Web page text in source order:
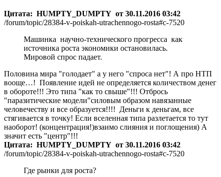
Цитата: HUMPTY_DUMPTY от 30.11.2016 03:42
/forum/topic/28384-v-poiskah-utrachennogo-rosta#c-7520
Машинка научно-технического прогресса как
источника роста экономики остановилась.
Мировой спрос падает.
Половина мира "голодает" а у него "спроса нет"! А про НТП
вооще…! Появление идей не определяется количеством денег
в обороте!!! Это типа "как то свыше"!!! Отбрось
"паразитические модели"силовым образом навязанные
человечеству и все образуется!!!! Деньги к деньгам, все
стягивается в точку! Если вселенная типа разлетается то тут
наоборот! (концентрация!)взаимо слияния и поглощения) А
значит есть "центр"!!!
Цитата: HUMPTY_DUMPTY от 30.11.2016 03:42
/forum/topic/28384-v-poiskah-utrachennogo-rosta#c-7520
Где рынки для роста?